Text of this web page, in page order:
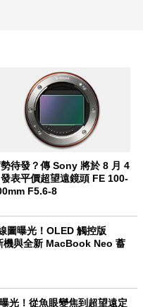
待發？傳 Sony 將於 8 月 4
發表平價超望遠鏡頭 FE 100-
F5.6-8
圖曝光！OLED 觸控版
與全新 MacBook Neo 蓄
光！從魚眼變焦到超望遠定